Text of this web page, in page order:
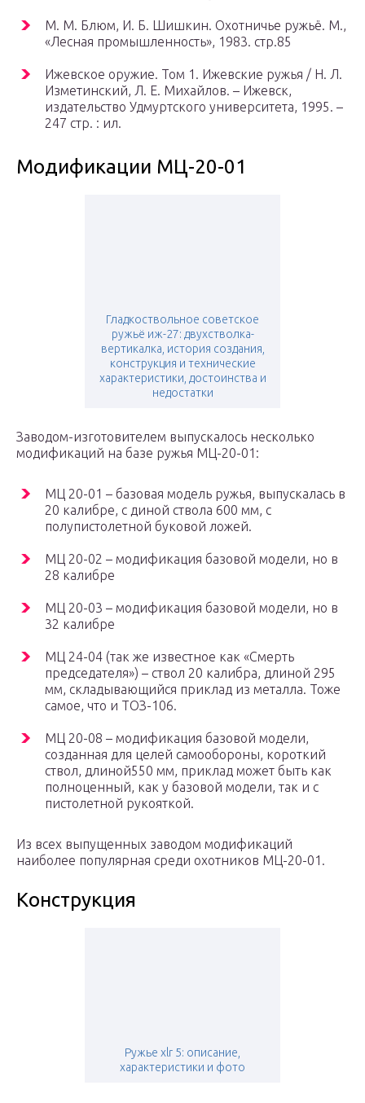
М. М. Блюм, И. Б. Шишкин. Охотничье ружьё. М.,
«Лесная промышленность», 1983. стр.85
Ижевское оружие. Том 1. Ижевские ружья / Н. Л.
Изметинский, Л. Е. Михайлов. – Ижевск,
издательство Удмуртского университета, 1995. –
247 стр. : ил.
Модификации МЦ-20-01
Гладкоствольное советское
ружьё иж-27: двухстволка-
вертикалка, история создания,
конструкция и технические
характеристики, достоинства и
недостатки
Заводом-изготовителем выпускалось несколько
модификаций на базе ружья МЦ-20-01:
МЦ 20-01 – базовая модель ружья, выпускалась в
20 калибре, с диной ствола 600 мм, с
полупистолетной буковой ложей.
МЦ 20-02 – модификация базовой модели, но в
28 калибре
МЦ 20-03 – модификация базовой модели, но в
32 калибре
МЦ 24-04 (так же известное как «Смерть
председателя») – ствол 20 калибра, длиной 295
мм, складывающийся приклад из металла. Тоже
самое, что и ТОЗ-106.
МЦ 20-08 – модификация базовой модели,
созданная для целей самообороны, короткий
ствол, длиной550 мм, приклад может быть как
полноценный, как у базовой модели, так и с
пистолетной рукояткой.
Из всех выпущенных заводом модификаций
наиболее популярная среди охотников МЦ-20-01.
Конструкция
Ружье xlr 5: описание,
характеристики и фото